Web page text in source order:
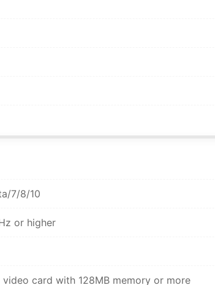
7/8/10
or higher
card with 128MB memory or more